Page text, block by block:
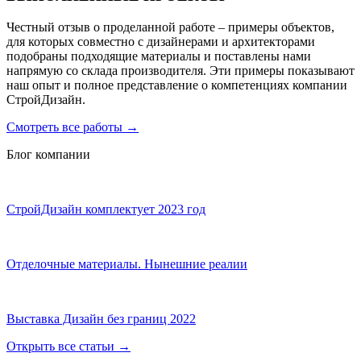
Честный отзыв о проделанной работе – примеры объектов,
для которых совместно с дизайнерами и архитекторами
подобраны подходящие материалы и поставлены нами
напрямую со склада производителя. Эти примеры показывают
наш опыт и полное представление о компетенциях компании
СтройДизайн.
Смотреть все работы →
Блог компании
СтройДизайн комплектует 2023 год
Отделочные материалы. Нынешние реалии
Выставка Дизайн без границ 2022
Открыть все статьи →